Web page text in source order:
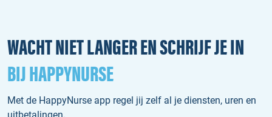
WACHT NIET LANGER EN SCHRIJF JE IN
BIJ HAPPYNURSE
Met de HappyNurse app regel jij zelf al je diensten, uren en